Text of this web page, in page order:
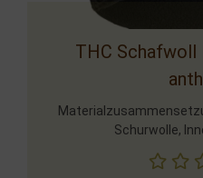
THC Schafwoll
Schurwolle,